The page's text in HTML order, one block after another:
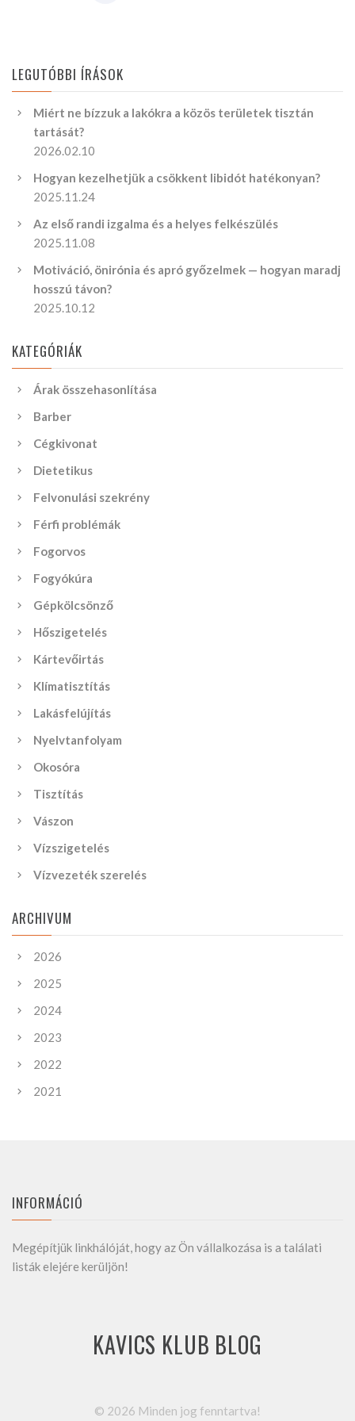
LEGUTÓBBI ÍRÁSOK
Miért ne bízzuk a lakókra a közös területek tisztán
tartását?
2026.02.10
Hogyan kezelhetjük a csökkent libidót hatékonyan?
2025.11.24
Az első randi izgalma és a helyes felkészülés
2025.11.08
Motiváció, önirónia és apró győzelmek — hogyan maradj
hosszú távon?
2025.10.12
KATEGÓRIÁK
Árak összehasonlítása
Barber
Cégkivonat
Dietetikus
Felvonulási szekrény
Férfi problémák
Fogorvos
Fogyókúra
Gépkölcsönző
Hőszigetelés
Kártevőirtás
Klímatisztítás
Lakásfelújítás
Nyelvtanfolyam
Okosóra
Tisztítás
Vászon
Vízszigetelés
Vízvezeték szerelés
ARCHIVUM
2026
2025
2024
2023
2022
2021
INFORMÁCIÓ
Megépítjük linkhálóját, hogy az Ön vállalkozása is a találati
listák elejére kerüljön!
KAVICS KLUB BLOG
© 2026 Minden jog fenntartva!